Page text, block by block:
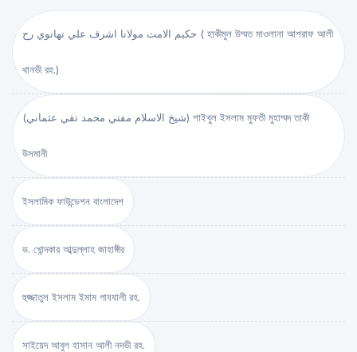
حكيم الامت مولانا اشرف علي تهانوي رح ( হাকীমুল উম্মত মাওলানা আশরাফ আলী
থানভী রহ.)
(شيخ الاسلام مفتي محمد تقي عثماني) শাইখুল ইসলাম মুফতী মুহাম্মদ তাকী
উসমানী
ইসলামিক ফাউন্ডেশন বাংলাদেশ
ড. খোন্দকার আব্দুল্লাহ জাহাঙ্গীর
হুজ্জাতুল ইসলাম ইমাম গাযযালী রহ.
সাইয়েদ আবুল হাসান আলী নদভী রহ.